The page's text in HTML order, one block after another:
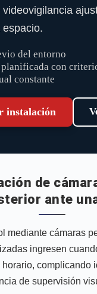
videovigilancia
espacio.
del entorno
con
constante
instalación
de
ante
mediante cámaras
ingresen
complicando
de supervisión